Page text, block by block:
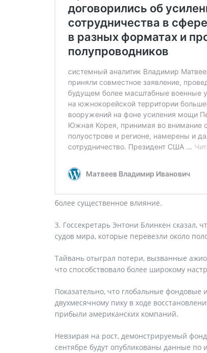
более существенное влияние.
3. Госсекретарь Энтони Блинкен сказал,
судов мира, которые перевезли около
Тайвань отыграл потери, вызванные
что способствовало более широкому
Показательно, что глобальные
двухмесячному пику в ходе
прибыли американских компаний.
Невзирая на рост, демонстрируемый
сентябре будут опубликованы данные